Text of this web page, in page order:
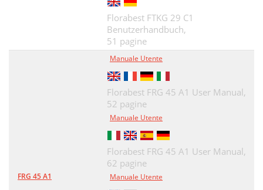
Florabest FTKG 29 C1
Benutzerhandbuch,
51 pagine
FRG 45 A1
Manuale Utente
Florabest FRG 45 A1 User Manual,
52 pagine
Manuale Utente
Florabest FRG 45 A1 User Manual,
62 pagine
Manuale Utente